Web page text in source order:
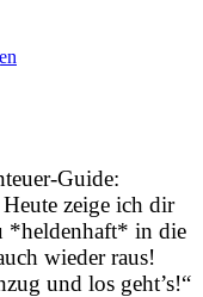
Guide:
zeige ich dir
*heldenhaft* in die
wieder raus!
und los geht’s!“